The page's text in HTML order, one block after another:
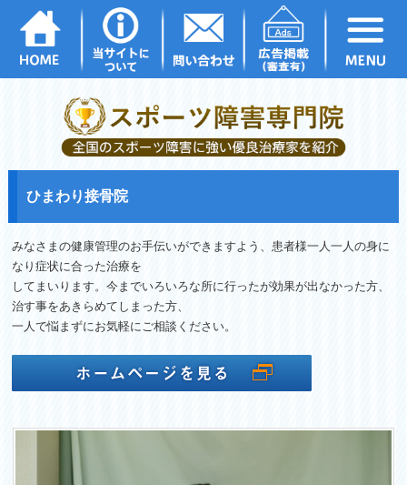
ひまわり接骨院
みなさまの健康管理のお手伝いができますよう、患者様一人一人の身に
なり症状に合った治療を
してまいります。今までいろいろな所に行ったが効果が出なかった方、
治す事をあきらめてしまった方、
一人で悩まずにお気軽にご相談ください。